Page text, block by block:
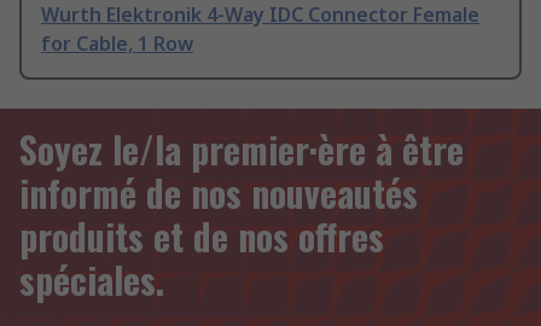
Wurth Elektronik 4-Way IDC Connector Female
for Cable, 1 Row
Soyez le/la premier·ère à être
informé de nos nouveautés
produits et de nos offres
spéciales.